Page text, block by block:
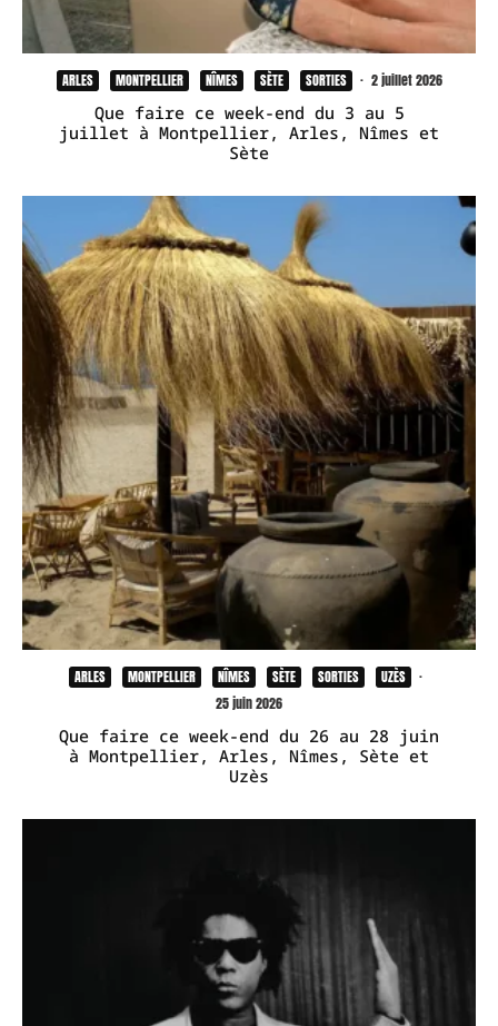
ARLES MONTPELLIER NÎMES SÈTE SORTIES · 2 juillet 2026
Que faire ce week-end du 3 au 5
juillet à Montpellier, Arles, Nîmes et
Sète
ARLES MONTPELLIER NÎMES SÈTE SORTIES UZÈS
·
25 juin 2026
Que faire ce week-end du 26 au 28 juin
à Montpellier, Arles, Nîmes, Sète et
Uzès